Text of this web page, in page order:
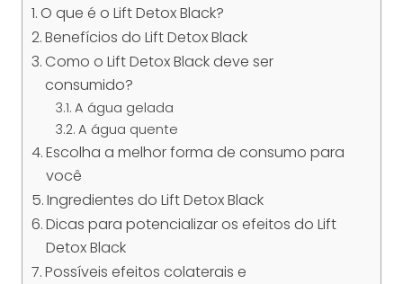
O que é o Lift Detox Black?
Benefícios do Lift Detox Black
Como o Lift Detox Black deve ser
consumido?
A água gelada
A água quente
Escolha a melhor forma de consumo para
você
Ingredientes do Lift Detox Black
Dicas para potencializar os efeitos do Lift
Detox Black
Possíveis efeitos colaterais e